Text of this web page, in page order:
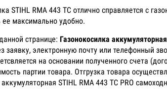
STIHL RMA 443 TC отлично справляется с
ее максимально удобно.
странице: Газонокосилка
заявку, электронную почту или телефонный
на основании полученного счета
партии товара. Отгрузка товара
аккумуляторная STIHL RMA 443 TC PRO